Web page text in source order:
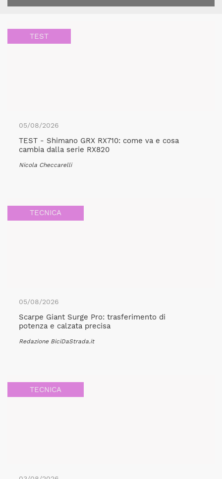
TEST
05/08/2026
TEST - Shimano GRX RX710: come va e cosa
cambia dalla serie RX820
Nicola Checcarelli
TECNICA
05/08/2026
Scarpe Giant Surge Pro: trasferimento di
potenza e calzata precisa
Redazione BiciDaStrada.it
TECNICA